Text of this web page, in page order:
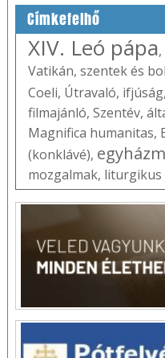
Címkefelhő
XIV. Leó pápa,
Vatikán, szentek és
Coeli, Útravaló, ifjúság,
filmajánló, Szentév,
Magnifica humanitas,
(konklávé),
mozgalmak, liturgikus